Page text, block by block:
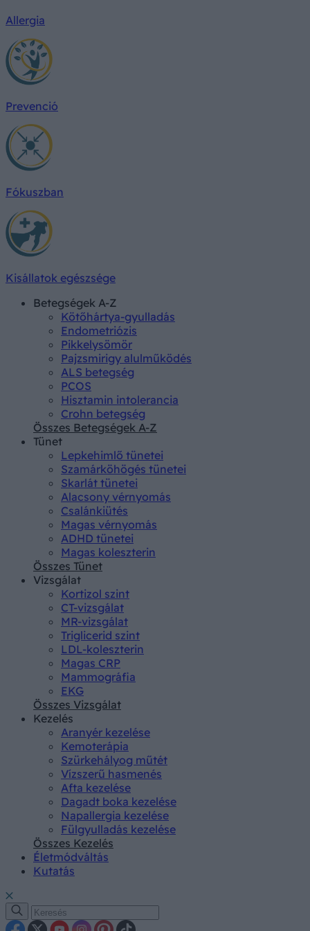
Allergia
Prevenció
Fókuszban
Kisállatok egészsége
Betegségek A-Z
Kötőhártya-gyulladás
Endometriózis
Pikkelysömör
Pajzsmirigy alulműködés
ALS betegség
PCOS
Hisztamin intolerancia
Crohn betegség
Összes Betegségek A-Z
Tünet
Lepkehimlő tünetei
Szamárköhögés tünetei
Skarlát tünetei
Alacsony vérnyomás
Csalánkiütés
Magas vérnyomás
ADHD tünetei
Magas koleszterin
Összes Tünet
Vizsgálat
Kortizol szint
CT-vizsgálat
MR-vizsgálat
Triglicerid szint
LDL-koleszterin
Magas CRP
Mammográfia
EKG
Összes Vizsgálat
Kezelés
Aranyér kezelése
Kemoterápia
Szürkehályog műtét
Vízszerű hasmenés
Afta kezelése
Dagadt boka kezelése
Napallergia kezelése
Fülgyulladás kezelése
Összes Kezelés
Életmódváltás
Kutatás